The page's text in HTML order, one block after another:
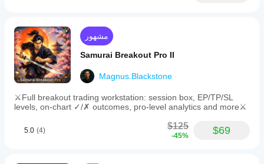
مشهور
Samurai Breakout Pro II
Magnus.Blackstone
⚔️Full breakout trading workstation: session box, EP/TP/SL
levels, on-chart ✓/✗ outcomes, pro-level analytics and more⚔️
5.0 (4) $125
-45% $69